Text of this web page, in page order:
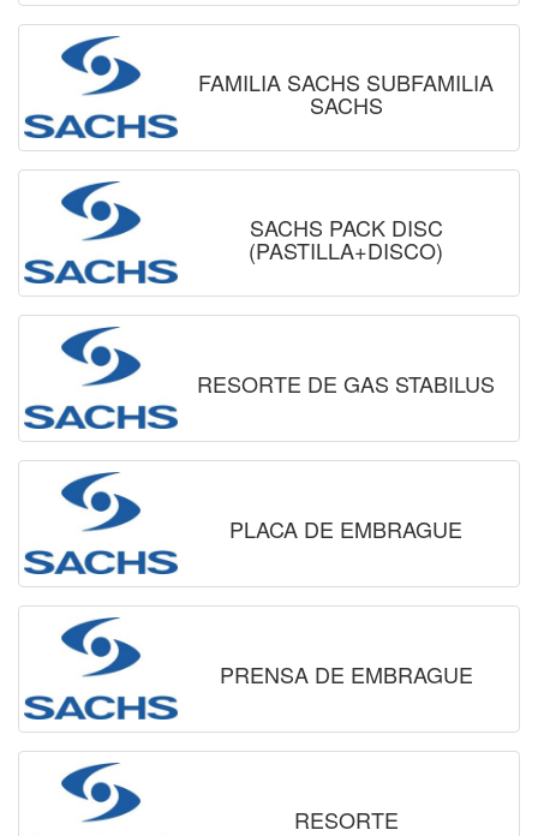
FAMILIA SACHS SUBFAMILIA
SACHS
SACHS PACK DISC
(PASTILLA+DISCO)
RESORTE DE GAS STABILUS
PLACA DE EMBRAGUE
PRENSA DE EMBRAGUE
RESORTE